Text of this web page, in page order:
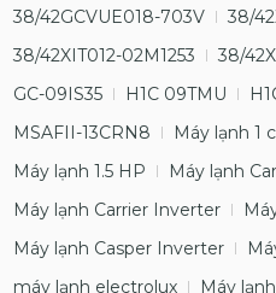
38/42GCVUE018-703V
38/
38/42XIT012-02M1253
38/
GC-09IS35
H1C 09TMU
MSAFII-13CRN8
Máy lạnh 1
Máy lạnh 1.5 HP
Máy lạnh
Máy lạnh Carrier Inverter
Máy lạnh Casper Inverter
máy lạnh electrolux
Máy